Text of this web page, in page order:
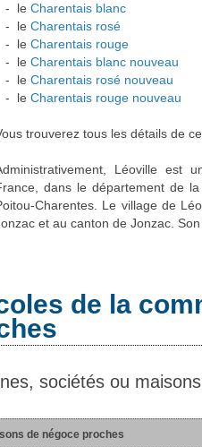
- le Charentais blanc
- le Charentais rosé
- le Charentais rouge
- le Charentais blanc nouveau
- le Charentais rosé nouveau
- le Charentais rouge nouveau
trouverez tous les détails de
Léoville est
dans le département de
Charentes. Le village de
et au canton de Jonzac.
de la
sociétés ou
de négoce proches